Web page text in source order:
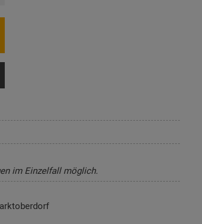
im Einzelfall möglich.